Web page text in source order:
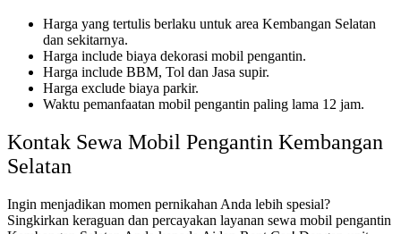
Harga yang tertulis berlaku untuk area Kembangan Selatan
dan sekitarnya.
Harga include biaya dekorasi mobil pengantin.
Harga include BBM, Tol dan Jasa supir.
Harga exclude biaya parkir.
Waktu pemanfaatan mobil pengantin paling lama 12 jam.
Kontak Sewa Mobil Pengantin Kembangan
Selatan
Ingin menjadikan momen pernikahan Anda lebih spesial?
Singkirkan keraguan dan percayakan layanan sewa mobil pengantin